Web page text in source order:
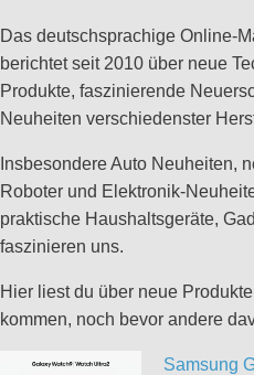
Das deutschsprachige Online-
berichtet seit 2010 über neue
Produkte, faszinierende
Neuheiten verschiedenster
Insbesondere Auto Neuheiten,
Roboter und Elektronik-
praktische Haushaltsgeräte,
faszinieren uns.
Hier liest du über neue
kommen, noch bevor andere
Samsung